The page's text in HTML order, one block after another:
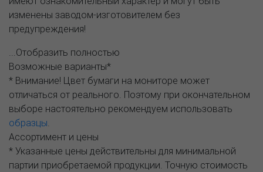
изменены заводом-изготовителем без
предупреждения!
...Отобразить полностью
Возможные варианты*
* Внимание! Цвет бумаги на мониторе может
отличаться от реального. Поэтому при окончательном
выборе настоятельно рекомендуем использовать
образцы
Ассортимент и цены
* Указанные цены действительны для минимальной
партии приобретаемой продукции. Точную стоимость